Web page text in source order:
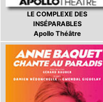
LE COMPLEXE DES
INSÉPARABLES
Apollo Théâtre